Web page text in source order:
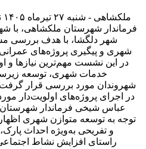
فرماندار شهرستان ملکشاهی، با
شهر دلگشا، با هدف بررسی
شهری و پیگیری پروژه‌های
در این نشست مهم‌ترین نیازها و
خدمات شهری، توسعه
شهروندان مورد بررسی قرار گرفت
در اجرای پروژه‌های اولویت‌دار
عباس شیخی فرماندار شهرستان
توجه به توسعه متوازن شهری
و تفریحی به‌ویژه احداث
راستای افزایش نشاط